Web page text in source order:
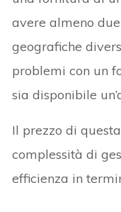
avere almeno
geografiche
problemi con un
sia disponibile
Il prezzo di
complessità di
efficienza in